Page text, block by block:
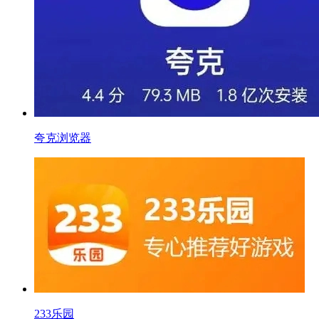
夸克浏览器
233乐园